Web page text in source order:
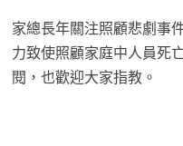
家總長年關注照顧悲劇事
力致使照顧家庭中人員死
閱，也歡迎大家指教。